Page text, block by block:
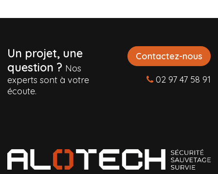
Un projet, une
question ? Nos
experts sont à votre
écoute.
Contactez-nous
02 97 47 58 91